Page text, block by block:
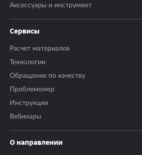
Аксесcуары и инструмент
Сервисы
Расчет материалов
Технологии
Обращение по качеству
Проблемомер
Инструкции
Вебинары
О направлении